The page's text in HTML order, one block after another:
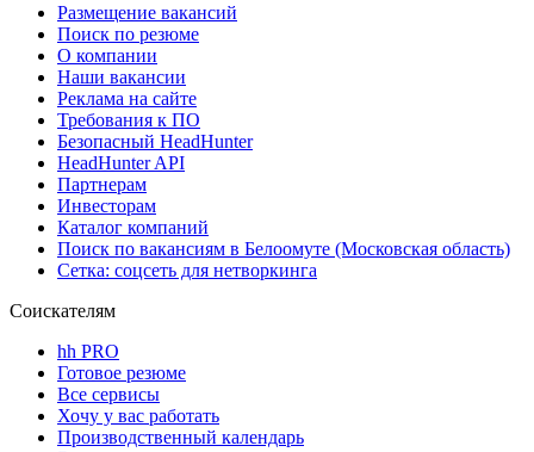
Размещение вакансий
Поиск по резюме
О компании
Наши вакансии
Реклама на сайте
Требования к ПО
Безопасный HeadHunter
HeadHunter API
Партнерам
Инвесторам
Каталог компаний
Поиск по вакансиям в Белоомуте (Московская область)
Сетка: соцсеть для нетворкинга
Соискателям
hh PRO
Готовое резюме
Все сервисы
Хочу у вас работать
Производственный календарь